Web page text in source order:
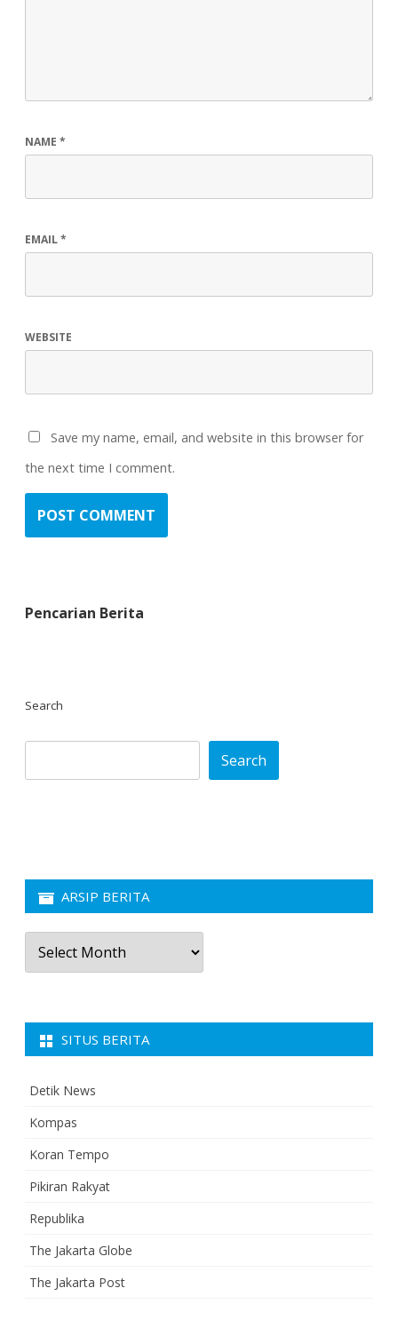
NAME *
EMAIL*
WEBSITE
Save my name, email, and website in this browser for
the next time I comment.
Pencarian Berita
Search
Search
ARSIP BERITA
Arsip
Berita
SITUS BERITA
Detik News
Kompas
Koran Tempo
Pikiran Rakyat
Republika
The Jakarta Globe
The Jakarta Post